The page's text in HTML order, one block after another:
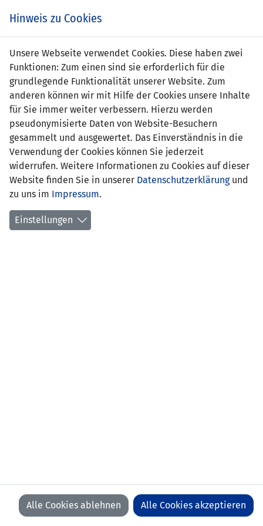
Norman Nigsch
Position:
Länderspiel:
09.03.1982 Liechtenstein - Schweiz
(0:1)
Anzahl Spiele: 1
Anzahl Tore: 0
Hinweis zu Cookies
Unsere Webseite verwendet Cookies. Diese haben zwei
Funktionen: Zum einen sind sie erforderlich für die
grundlegende Funktionalität unserer Website. Zum
anderen können wir mit Hilfe der Cookies unsere Inhalte
für Sie immer weiter verbessern. Hierzu werden
pseudonymisierte Daten von Website-Besuchern
gesammelt und ausgewertet. Das Einverständnis in die
Verwendung der Cookies können Sie jederzeit
widerrufen. Weitere Informationen zu Cookies auf dieser
Website finden Sie in unserer Datenschutzerklärungund
zu uns im Impressum.
Einstellungen
Alle Cookies ablehnen Alle Cookies akzeptieren